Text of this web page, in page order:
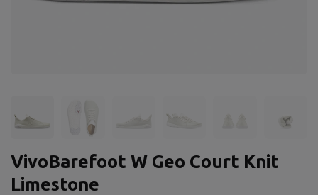
VivoBarefoot W Geo Court Knit
Limestone